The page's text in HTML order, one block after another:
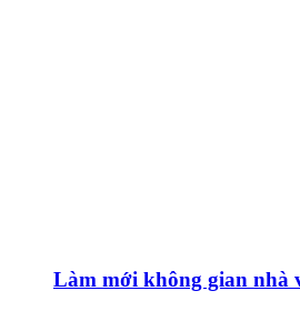
Làm mới không gian nhà